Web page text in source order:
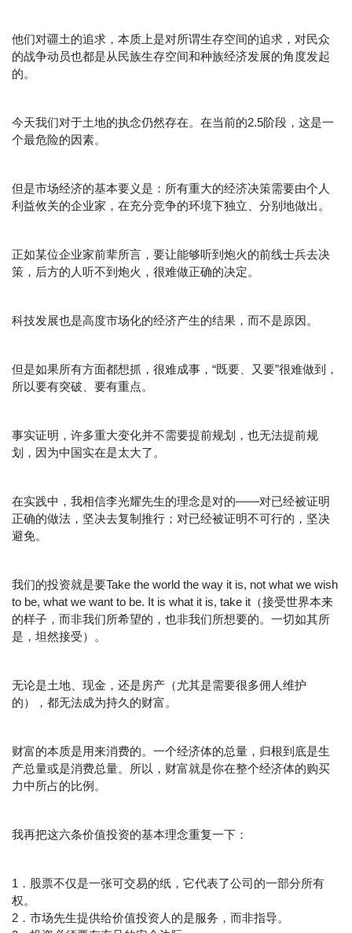
他们对疆土的追求，本质上是对所谓生存空间的追求，对民众
的战争动员也都是从民族生存空间和种族经济发展的角度发起
的。
今天我们对于土地的执念仍然存在。在当前的2.5阶段，这是一
个最危险的因素。
但是市场经济的基本要义是：所有重大的经济决策需要由个人
利益攸关的企业家，在充分竞争的环境下独立、分别地做出。
正如某位企业家前辈所言，要让能够听到炮火的前线士兵去决
策，后方的人听不到炮火，很难做正确的决定。
科技发展也是高度市场化的经济产生的结果，而不是原因。
但是如果所有方面都想抓，很难成事，“既要、又要”很难做到，
所以要有突破、要有重点。
事实证明，许多重大变化并不需要提前规划，也无法提前规
划，因为中国实在是太大了。
在实践中，我相信李光耀先生的理念是对的——对已经被证明
正确的做法，坚决去复制推行；对已经被证明不可行的，坚决
避免。
我们的投资就是要Take the world the way it is, not what we wish
to be, what we want to be. It is what it is, take it（接受世界本来
的样子，而非我们所希望的，也非我们所想要的。一切如其所
是，坦然接受）。
无论是土地、现金，还是房产（尤其是需要很多佣人维护
的），都无法成为持久的财富。
财富的本质是用来消费的。一个经济体的总量，归根到底是生
产总量或是消费总量。所以，财富就是你在整个经济体的购买
力中所占的比例。
我再把这六条价值投资的基本理念重复一下：
1．股票不仅是一张可交易的纸，它代表了公司的一部分所有
权。
2．市场先生提供给价值投资人的是服务，而非指导。